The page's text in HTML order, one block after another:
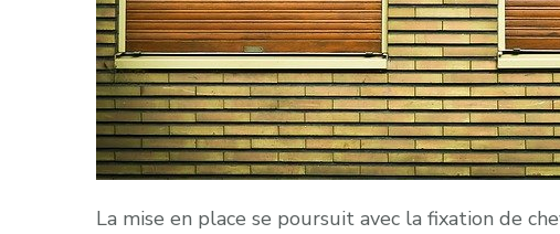
La mise en place se poursuit avec la fixation de